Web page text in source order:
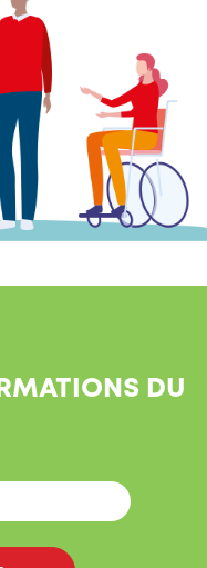
DU